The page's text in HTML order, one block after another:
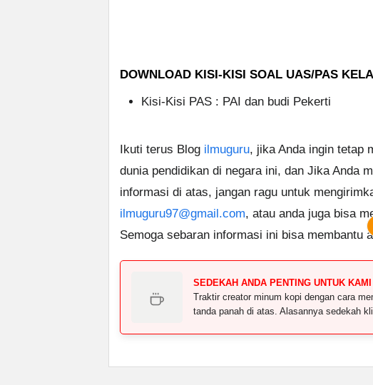
DOWNLOAD KISI-KISI SOAL UAS/PAS
Kisi-Kisi PAS : PAI dan budi Pekerti
Ikuti terus Blog ilmuguru, jika Anda ingin tetap
dunia pendidikan di negara ini, dan Jika Anda
informasi di atas, jangan ragu untuk
ilmuguru97@gmail.com, atau anda juga bisa
Semoga sebaran informasi ini bisa membantu
SEDEKAH ANDA PENTING UNTUK KAMI
Traktir creator minum kopi dengan cara
tanda panah di atas. Alasannya sedekah